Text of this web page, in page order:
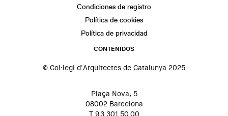
Condiciones de registro
Política de cookies
Política de privacidad
CONTENIDOS
© Col·legi d'Arquitectes de Catalunya 2025
Plaça Nova, 5
08002 Barcelona
T 93 301 50 00